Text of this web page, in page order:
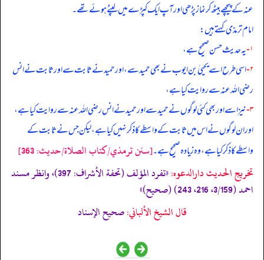
عنہ کے پیچھے بیٹھ کر نماز پڑھی اور آپ ایک کپڑے میں لپٹے ہوئے تھے۔
امام ترمذی کہتے ہیں:
۱- یہ حدیث حسن صحیح ہے،
۲- اسی طرح اسے یحییٰ بن ایوب نے بھی حمید سے، اور حمید نے ثابت سے اور ثابت نے انس
رضی الله عنہ سے روایت کیا ہے،
۳- نیز اسے اور بھی کئی لوگوں نے حمید سے اور حمید نے انس رضی الله عنہ سے روایت کیا ہے،
اور ان لوگوں نے اس میں ثابت کے واسطے کا ذکر نہیں کیا ہے، لیکن جس نے ثابت کے
واسطے کا ذکر کیا ہے، وہ زیادہ صحیح ہے۔[سنن ترمذي/كتاب الصلاة/حدیث: 363]
تخریج الحدیث دارالدعوہ:
«تفرد المؤلف (تحفة الأشراف: 397)، وانظر مسند
احمد (3/159، 216، 243) (صحیح)»
قال الشيخ الألباني:صحيح الإسناد